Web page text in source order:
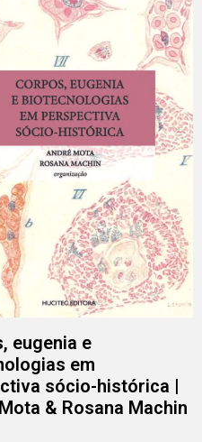
eugenia e
em
sócio-histórica |
& Rosana Machin